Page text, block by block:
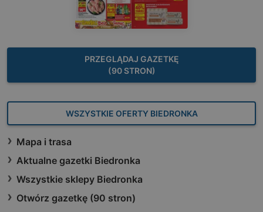
PRZEGLĄDAJ GAZETKĘ
(90 STRON)
WSZYSTKIE OFERTY BIEDRONKA
Mapa i trasa
Aktualne gazetki Biedronka
Wszystkie sklepy Biedronka
Otwórz gazetkę (90 stron)